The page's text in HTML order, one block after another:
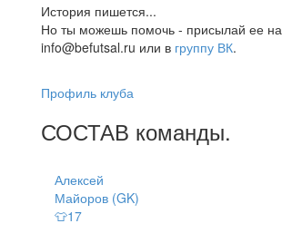
История пишется...
Но ты можешь помочь - присылай ее на
info@befutsal.ru или в группу ВК.
Профиль клуба
СОСТАВ команды.
Алексей
Майоров (GK)
👕17